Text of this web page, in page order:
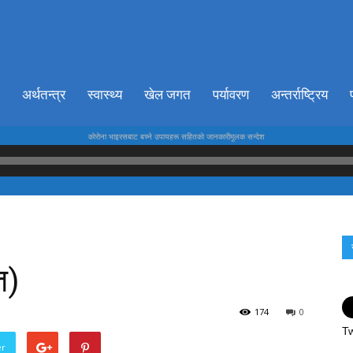
अर्थतन्त्र स्वास्थ्य खेल जगत पर्यावरण अन्तर्राष्ट्रिय
काेराेना भाइरसबाट बच्ने उपायहरू सहितकाे जानकारीमूलक सन्देश
0
174